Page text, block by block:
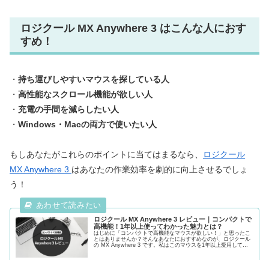
ロジクール MX Anywhere 3 はこんな人におす
すめ！
・ 持ち運びしやすいマウスを探している人
・ 高性能なスクロール機能が欲しい人
・ 充電の手間を減らしたい人
・ Windows・Macの両方で使いたい人
もしあなたがこれらのポイントに当てはまるなら、
ロジクール
MX Anywhere 3 はあなたの作業効率を劇的に向上させるでしょ
う！
ロジクール MX Anywhere 3 レビュー｜コンパクトで
高機能！1年以上使ってわかった魅力とは？
はじめに「コンパクトで高機能なマウスが欲しい！」と思ったこ
とはありませんか？そんなあなたにおすすめなのが、ロジクール
の MX Anywhere 3 です。私はこのマウスを1年以上愛用してい